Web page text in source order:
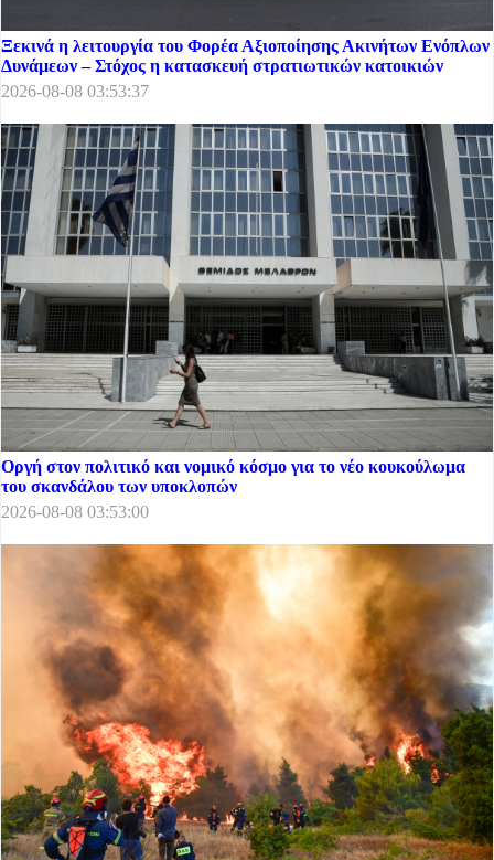
Ξεκινά η λειτουργία του Φορέα Αξιοποίησης Ακινήτων Ενόπλων
Δυνάμεων – Στόχος η κατασκευή στρατιωτικών κατοικιών
2026-08-08 03:53:37
Οργή στον πολιτικό και νομικό κόσμο για το νέο κουκούλωμα
του σκανδάλου των υποκλοπών
2026-08-08 03:53:00